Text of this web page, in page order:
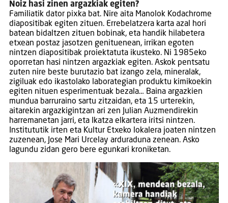
Noiz hasi zinen argazkiak egiten?
Familiatik dator pixka bat. Nire aita Manolok Kodachrome
diapositibak egiten zituen. Errebelatzera karta azal hori
batean bidaltzen zituen bobinak, eta handik hilabetera
etxean postaz jasotzen genituenean, irrikan egoten
nintzen diapositibak proiektatuta ikusteko. Ni 1985eko
oporretan hasi nintzen argazkiak egiten. Askok pentsatu
zuten nire beste burutazio bat izango zela, mineralak,
zigiluak edo ikastolako laborategian produktu kimikoekin
egiten nituen esperimentuak bezala… Baina argazkien
mundua barruraino sartu zitzaidan, eta 15 urterekin,
aitarekin argazkigintzan ari zen Julian Auzmendirekin
harremanetan jarri, eta Ikatza elkartera iritsi nintzen.
Institututik irten eta Kultur Etxeko lokalera joaten nintzen
zuzenean, Jose Mari Urcelay arduraduna zenean. Asko
lagundu zidan gero bere egunkari kroniketan.